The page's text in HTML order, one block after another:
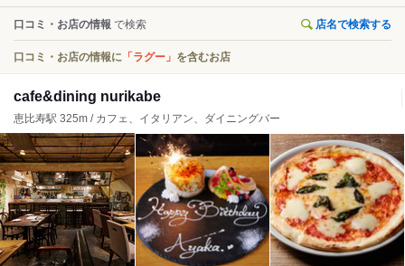
口コミ・お店の情報 で検索 店名で検索する
口コミ・お店の情報に 「ラグー」 を含むお店
cafe&dining nurikabe
恵比寿駅 325m / カフェ、イタリアン、ダイニングバー